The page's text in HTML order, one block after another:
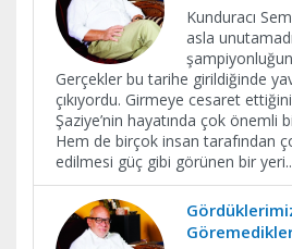
Kunduracı
asla
Gerçekler bu tarihe girildiğinde
çıkıyordu. Girmeye cesaret
Şaziye’nin hayatında çok önemli
Hem de birçok insan tarafından
edilmesi güç gibi görünen bir